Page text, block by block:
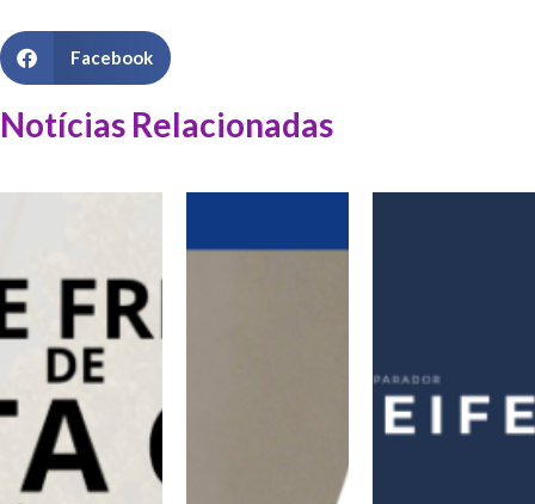
Facebook
Notícias Relacionadas